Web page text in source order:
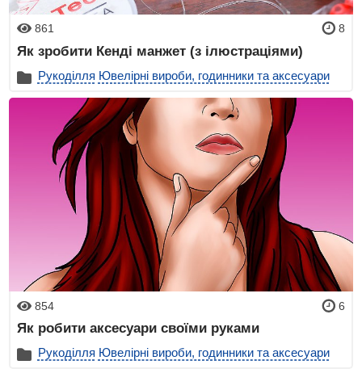
861 8
Як зробити Кенді манжет (з ілюстраціями)
Рукоділля Ювелірні вироби, годинники та аксесуари
854 6
Як робити аксесуари своїми руками
Рукоділля Ювелірні вироби, годинники та аксесуари